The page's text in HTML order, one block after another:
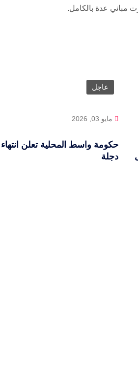
مباني عدة بالكامل.
عاجل
مايو 03, 2026
حكومة واسط المحلية تعلن
دجلة